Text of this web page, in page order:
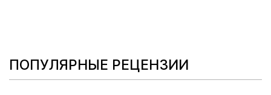
ПОПУЛЯРНЫЕ РЕЦЕНЗИИ